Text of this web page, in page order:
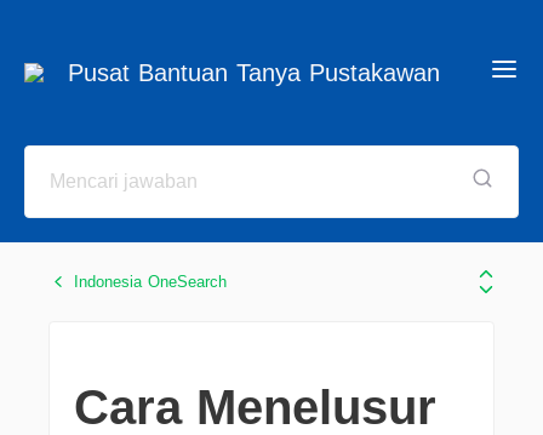
Pusat Bantuan Tanya Pustakawan
Indonesia OneSearch
Cara Menelusur